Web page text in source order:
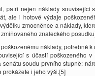
patří nejen náklady související
ale i hotové výdaje
zmocněnce a náklady,
znaleckého
náklady, potřebné
s účastí poškozeného
soudu prvního stupně;
prokážete i jeho výši.[5]